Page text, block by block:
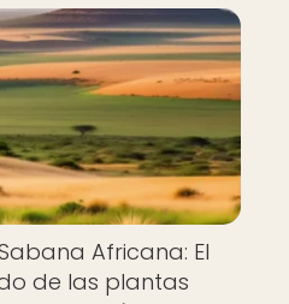
Africana: El
de las plantas